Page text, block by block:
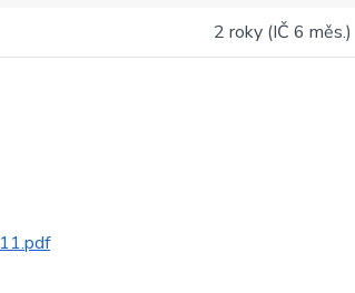
2 roky (IČ 6 měs.)